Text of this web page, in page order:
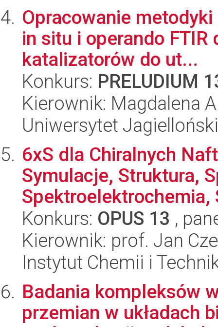
Opracowanie
in situ i operando
katalizatorów do ut...
Konkurs: PRELUDIUM
Kierownik: Magdalena
Uniwersytet
6xS dla Chiralnych
Symulacje, Struktura,
Spektroelektrochemia,
Konkurs: OPUS 13 ,
Kierownik: prof. Jan
Instytut Chemii i
Badania kompleksów
przemian w układach